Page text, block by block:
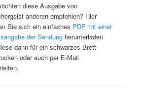
diese Ausgabe von
anderen empfehlen? Hier
Sie sich ein einfaches PDF mit einer
der Sendungherunterladen
dann für ein schwarzes Brett
oder auch per E-Mail